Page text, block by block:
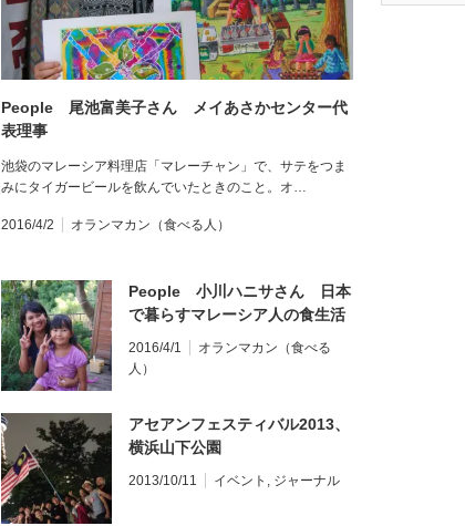
People 尾池富美子さん メイあさかセンター代
表理事
池袋のマレーシア料理店「マレーチャン」で、サテをつま
みにタイガービールを飲んでいたときのこと。オ…
2016/4/2 オランマカン（食べる人）
People 小川ハニサさん 日本
で暮らすマレーシア人の食生活
2016/4/1
オランマカン（食べる
人）
アセアンフェスティバル2013、
横浜山下公園
2013/10/11 イベント , ジャーナル